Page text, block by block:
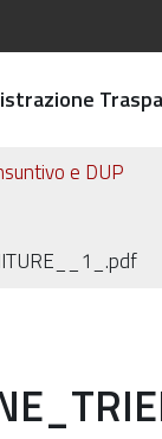
e DUP